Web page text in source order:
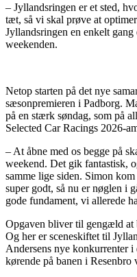
– Jyllandsringen er et sted,
tæt, så vi skal prøve at
Jyllandsringen en enkelt
weekenden.
Netop starten på det nye
sæsonpremieren i Padborg.
på en stærk søndag, som på
Selected Car Racings 2026-
– At åbne med os begge på
weekend. Det gik fantastisk,
samme lige siden. Simon
super godt, så nu er nøglen i
gode fundament, vi allerede
Opgaven bliver til gengæld at
Og her er sceneskiftet til
Andersens nye konkurrenter
kørende på banen i Resenbro